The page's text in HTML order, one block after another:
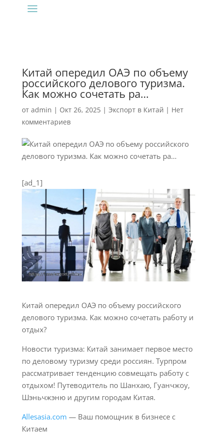
Китай опередил ОАЭ по объему
российского делового туризма.
Как можно сочетать ра…
от admin | Окт 26, 2025| Экспорт в Китай | Нет
комментариев
[ad_1]
Китай опередил ОАЭ по объему российского
делового туризма. Как можно сочетать работу и
отдых?
Новости туризма: Китай занимает первое место
по деловому туризму среди россиян. Турпром
рассматривает тенденцию совмещать работу с
отдыхом! Путеводитель по Шанхаю, Гуанчжоу,
Шэньчжэню и другим городам Китая.
Allesasia.com — Ваш помощник в бизнесе с
Китаем